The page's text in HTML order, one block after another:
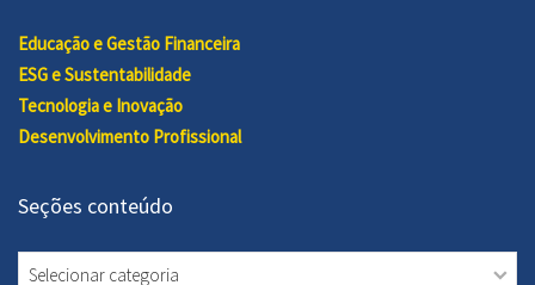
Educação e Gestão Financeira
ESG e Sustentabilidade
Tecnologia e Inovação
Desenvolvimento Profissional
Seções conteúdo
Seções